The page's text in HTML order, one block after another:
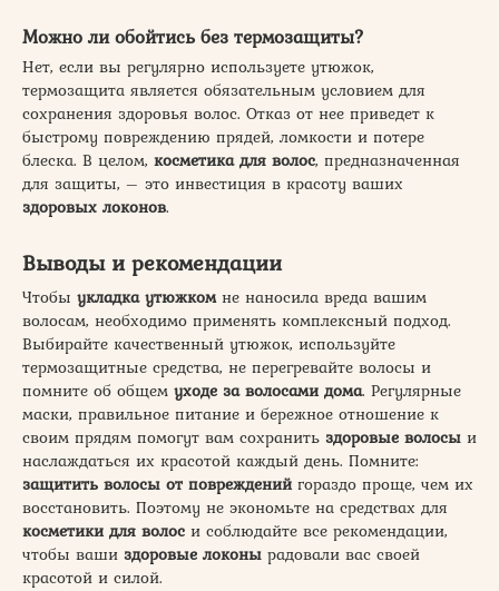
Можно ли обойтись без термозащиты?
Нет, если вы регулярно используете утюжок,
термозащита является обязательным условием для
сохранения здоровья волос. Отказ от нее приведет к
быстрому повреждению прядей, ломкости и потере
блеска. В целом, косметика для волос, предназначенная
для защиты, – это инвестиция в красоту ваших
здоровых локонов.
Выводы и рекомендации
Чтобы укладка утюжкомне наносила вреда вашим
волосам, необходимо применять комплексный подход.
Выбирайте качественный утюжок, используйте
термозащитные средства, не перегревайте волосы и
помните об общем уходе за волосами дома. Регулярные
маски, правильное питание и бережное отношение к
своим прядям помогут вам сохранить здоровые волосы и
наслаждаться их красотой каждый день. Помните:
защитить волосы от поврежденийгораздо проще, чем их
восстановить. Поэтому не экономьте на средствах для
косметики для волос и соблюдайте все рекомендации,
чтобы ваши здоровые локоны радовали вас своей
красотой и силой.